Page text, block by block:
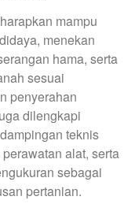
mampu
menekan
hama, serta
sesuai
penyerahan
dilengkapi
teknis
alat, serta
sebagai
pertanian.